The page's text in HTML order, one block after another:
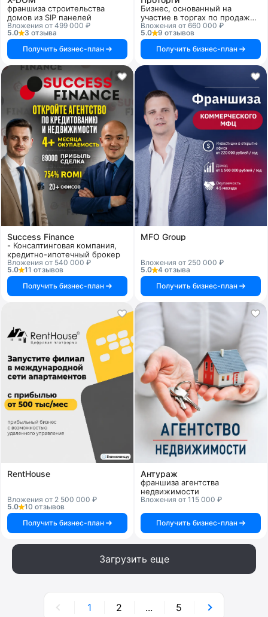
франшиза строительства
домов из SIP панелей
Вложения от 499 000 ₽
5.0
3 отзыва
Получить бизнес-план
Бизнес, основанный на
участие в торгах по продаже
имущества обанкротившихся
компаний и
предпринимателей по ценам
ниже рыночных на 80-90% с
целью их дальнейшей
перепродажи и реализации.
Вложения от 660 000 ₽
5.0
9 отзывов
Получить бизнес-план
Success Finance
- Консалтинговая компания,
кредитно-ипотечный брокер
Вложения от 540 000 ₽
5.0
11 отзывов
Получить бизнес-план
MFO Group
Вложения от 250 000 ₽
5.0
4 отзыва
Получить бизнес-план
RentHouse
Вложения от 2 500 000 ₽
5.0
10 отзывов
Получить бизнес-план
Антураж
франшиза агентства
недвижимости
Вложения от 115 000 ₽
Получить бизнес-план
Загрузить еще
1 2 ... 5